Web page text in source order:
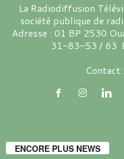
La Radiodiffusion
société publique de
Adresse : 01 BP 2530
31-83-53 / 63
Contact:
ENCORE PLUS NEWS